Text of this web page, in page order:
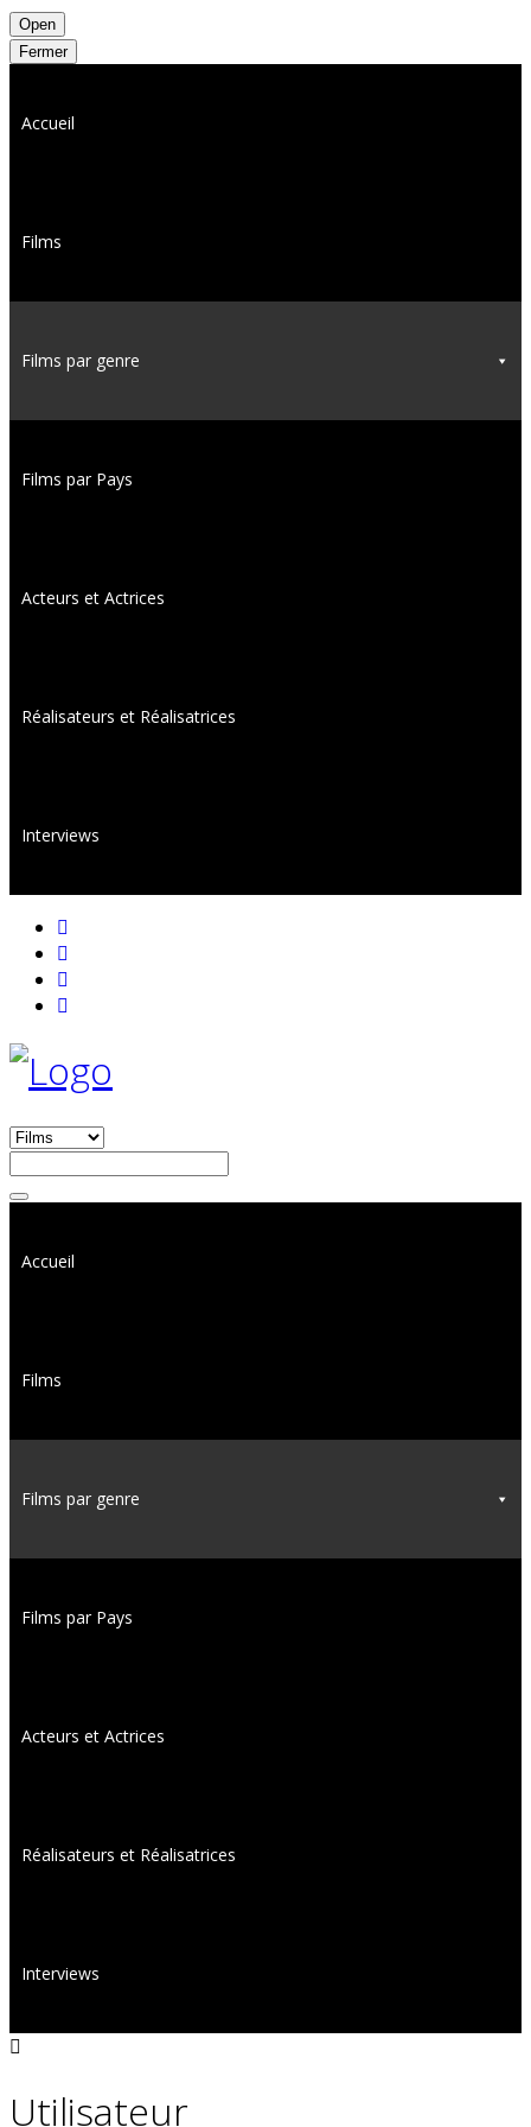
Open
Fermer
Accueil
Films
Films par genre
Films par Pays
Acteurs et Actrices
Réalisateurs et Réalisatrices
Interviews
Accueil
Films
Films par genre
Films par Pays
Acteurs et Actrices
Réalisateurs et Réalisatrices
Interviews
Utilisateur